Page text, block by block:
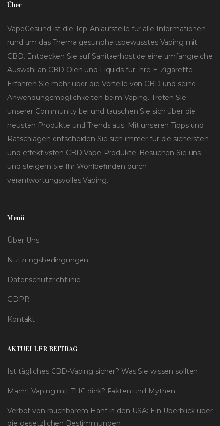
Über
VapeGesund ist die Top-Anlaufstelle für alle Informationen
rund um das Thema gesundheitsbewusstes Vaping mit
CBD. Entdecken Sie auf Sanitaerhost.de eine umfangreiche
Auswahl an CBD Ölen und Liquids für Ihre E-Zigarette.
Erfahren Sie mehr über die Vorteile von CBD und seine
Anwendungsmöglichkeiten beim Vaping. Treten Sie
unserer Community bei und tauschen Sie sich über die
neusten Produkte und Trends aus. Mit unseren Tipps und
Ratschlägen entscheiden Sie sich immer für die sichersten
und effektivsten CBD Vape-Produkte. Besuchen Sie uns
und steigern Sie Ihr Wohlbefinden durch
verantwortungsvolles Vaping.
Menü
Über Uns
Nutzungsbedingungen
Datenschutzrichtlinie
GDPR
Kontakt
AKTUELLER BEITRAG
Ist tägliches CBD-Vaping sicher? Was Sie wissen sollten
Macht Vaping mit THC dick? Fakten und Mythen
Verbot von rauchbarem Hanf in den USA: Ein Überblick über
die gesetzlichen Bestimmungen